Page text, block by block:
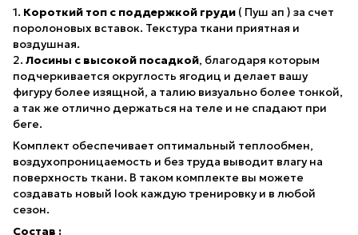
1. Короткий топ с поддержкой груди ( Пуш ап ) за счет
поролоновых вставок. Текстура ткани приятная и
воздушная.
2. Лосины с высокой посадкой, благодаря которым
подчеркивается округлость ягодиц и делает вашу
фигуру более изящной, а талию визуально более тонкой,
а так же отлично держаться на теле и не спадают при
беге.
Комплект обеспечивает оптимальный теплообмен,
воздухопроницаемость и без труда выводит влагу на
поверхность ткани. В таком комплекте вы можете
создавать новый look каждую тренировку и в любой
сезон.
Состав :